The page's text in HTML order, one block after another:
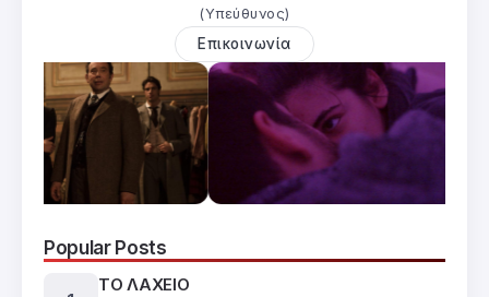
(Υπεύθυνος)
Επικοινωνία
Popular Posts
ΤΟ ΛΑΧΕΙΟ